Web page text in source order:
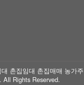
촌집임대 촌집매매 농가주
Rights Reserved.